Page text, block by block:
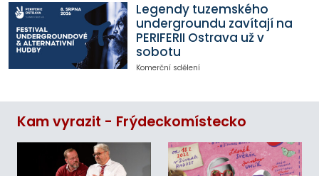
Legendy tuzemského
undergroundu zavítají na
PERIFERII Ostrava už v
sobotu
Komerční sdělení
Kam vyrazit - Frýdeckomístecko